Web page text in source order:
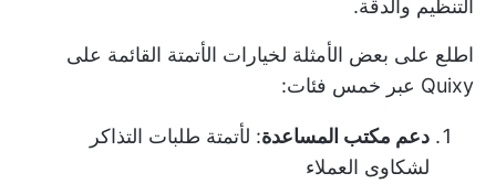
التنظيم والدقة.
اطلع على بعض الأمثلة لخيارات الأتمتة القائمة على
Quixy عبر خمس فئات:
دعم مكتب المساعدة: لأتمتة طلبات التذاكر
لشكاوى العملاء